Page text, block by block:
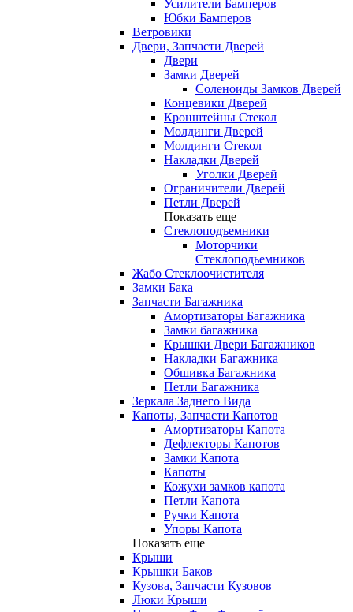
Усилители Бамперов
Юбки Бамперов
Ветровики
Двери, Запчасти Дверей
Двери
Замки Дверей
Соленоиды Замков Дверей
Концевики Дверей
Кронштейны Стекол
Молдинги Дверей
Молдинги Стекол
Накладки Дверей
Уголки Дверей
Ограничители Дверей
Петли Дверей
Показать еще
Стеклоподъемники
Моторчики
Стеклоподьемников
Жабо Стеклоочистителя
Замки Бака
Запчасти Багажника
Амортизаторы Багажника
Замки багажника
Крышки Двери Багажников
Накладки Багажника
Обшивка Багажника
Петли Багажника
Зеркала Заднего Вида
Капоты, Запчасти Капотов
Амортизаторы Капота
Дефлекторы Капотов
Замки Капота
Капоты
Кожухи замков капота
Петли Капота
Ручки Капота
Упоры Капота
Показать еще
Крыши
Крышки Баков
Кузова, Запчасти Кузовов
Люки Крыши